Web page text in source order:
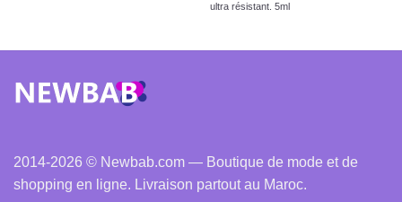
ultra résistant. 5ml
2014-2026 © Newbab.com — Boutique de mode et de
shopping en ligne. Livraison partout au Maroc.